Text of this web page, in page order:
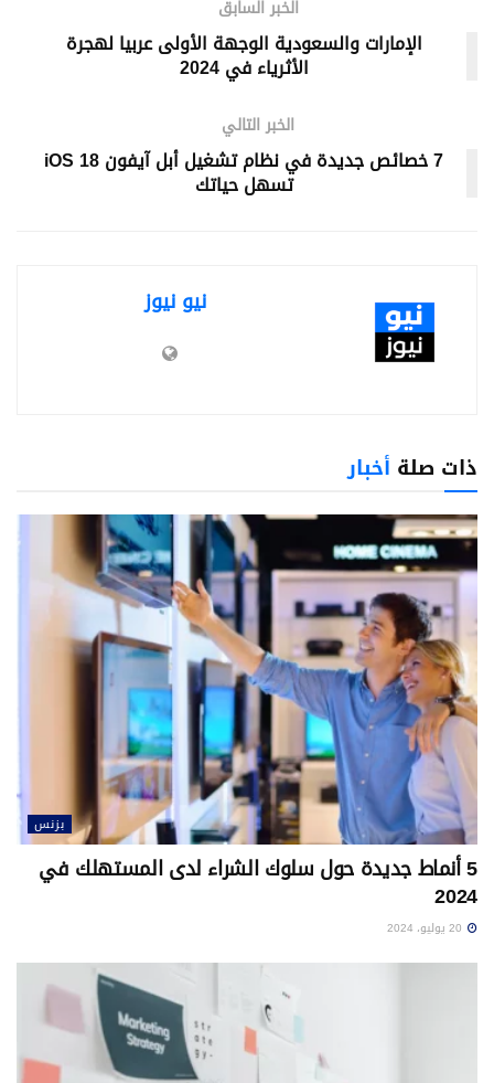
الخبر السابق
الإمارات والسعودية الوجهة الأولى عربيا لهجرة
الأثرياء في 2024
الخبر التالي
7 خصائص جديدة في نظام تشغيل أبل آيفون iOS 18
تسهل حياتك
نيو نيوز
ذات صلة أخبار
بزنس
5 أنماط جديدة حول سلوك الشراء لدى المستهلك في
2024